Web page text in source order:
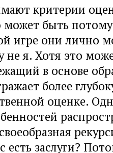
критерии
может быть
игре они лично
не я. Хотя это
в основе
более
оценке.
есть заслуги?